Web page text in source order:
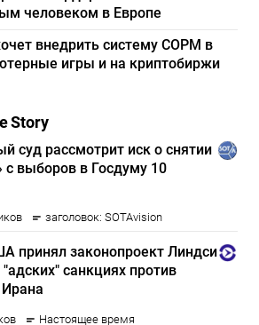
человеком в Европе
внедрить систему СОРМ в
игры и на криптобиржи